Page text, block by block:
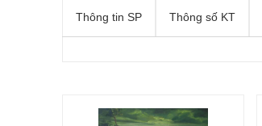
Thông tin SP Thông số KT